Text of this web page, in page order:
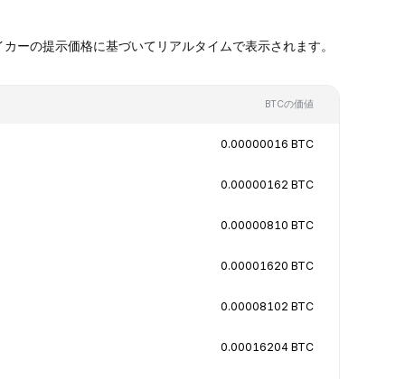
の提示価格に基づいてリアルタイムで表示されます。
BTCの価値
0.00000016 BTC
0.00000162 BTC
0.00000810 BTC
0.00001620 BTC
0.00008102 BTC
0.00016204 BTC